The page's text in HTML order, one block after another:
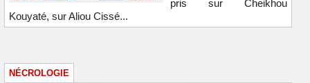
pris sur Cheikhou
Kouyaté, sur Aliou Cissé...
NÉCROLOGIE